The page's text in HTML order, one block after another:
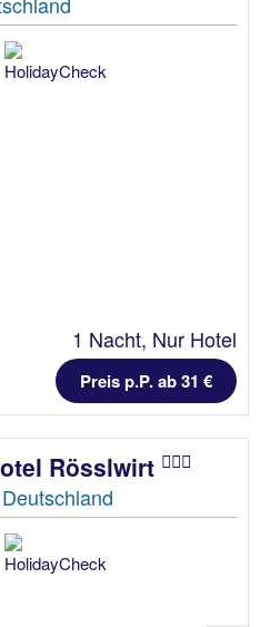
1 Nacht, Nur Hotel
Preis p.P. ab 31 €
Rösslwirt